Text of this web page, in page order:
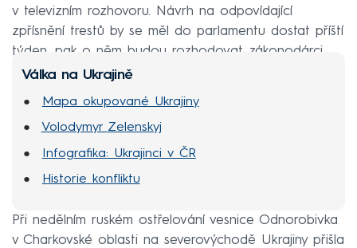
v televizním rozhovoru. Návrh na odpovídající
zpřísnění trestů by se měl do parlamentu dostat příští
týden, pak o něm budou rozhodovat zákonodárci.
Válka na Ukrajině
Mapa okupované Ukrajiny
Volodymyr Zelenskyj
Infografika: Ukrajinci v ČR
Historie konfliktu
Při nedělním ruském ostřelování vesnice Odnorobivka
v Charkovské oblasti na severovýchodě Ukrajiny přišla